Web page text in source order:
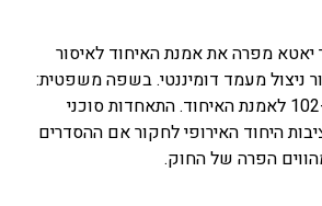
מפרה את אמנת האיחוד לאיסור
ניצול מעמד דומיננטי. בשפה משפטית:
הפרת סעיפים 101 ו-102 לאמנת האיחוד. התאחדות סוכני
היחוד האירופי לחקור אם ההסדרים
הפרה של החוק.